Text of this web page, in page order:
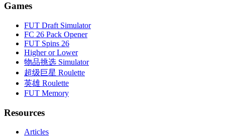
Games
FUT Draft Simulator
FC 26 Pack Opener
FUT Spins 26
Higher or Lower
物品挑选 Simulator
超级巨星 Roulette
英雄 Roulette
FUT Memory
Resources
Articles